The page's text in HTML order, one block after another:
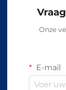
Onze
E-mail